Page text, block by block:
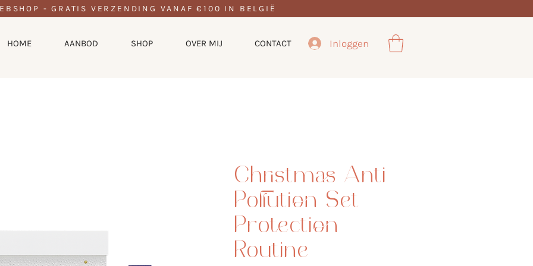
- GRATIS VERZENDING VANAF €100 IN BELGIË
HOME AANBOD SHOP OVER MIJ CONTACT Inloggen
Christmas Anti-
Pollution Set
Protection
Routine